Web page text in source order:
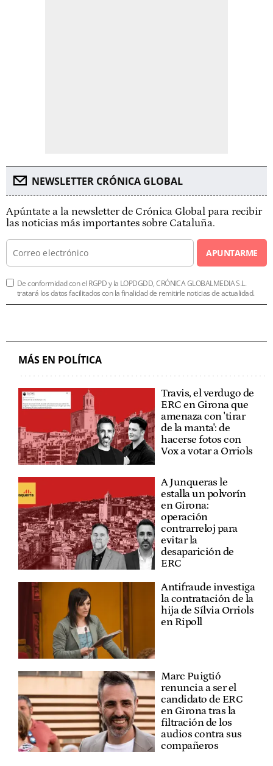
NEWSLETTER CRÓNICA GLOBAL
Apúntate a la newsletter de Crónica Global para recibir
las noticias más importantes sobre Cataluña.
APUNTARME
De conformidad con el RGPD y la LOPDGDD, CRÓNICA GLOBALMEDIA S.L.
tratará los datos facilitados con la finalidad de remitirle noticias de actualidad.
MÁS EN POLÍTICA
Travis, el verdugo de
ERC en Girona que
amenaza con 'tirar
de la manta': de
hacerse fotos con
Vox a votar a Orriols
A Junqueras le
estalla un polvorín
en Girona:
operación
contrarreloj para
evitar la
desaparición de
ERC
Antifraude investiga
la contratación de la
hija de Sílvia Orriols
en Ripoll
Marc Puigtió
renuncia a ser el
candidato de ERC
en Girona tras la
filtración de los
audios contra sus
compañeros